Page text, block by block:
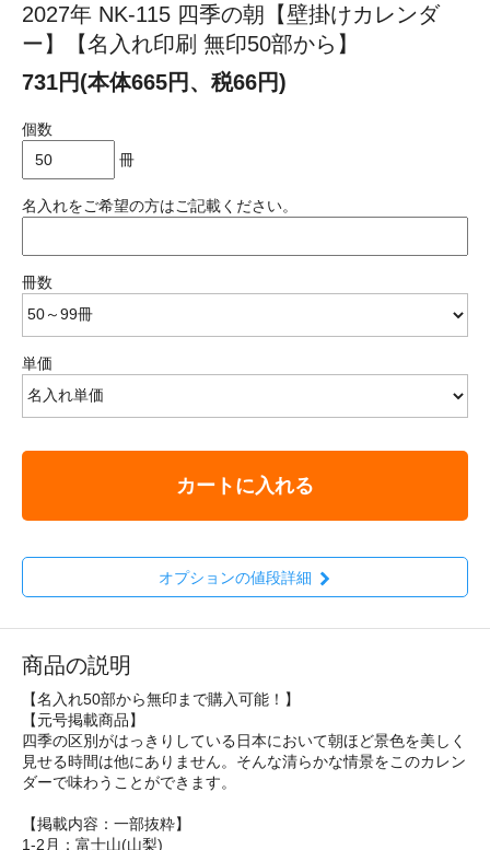
2027年 NK-115 四季の朝【壁掛けカレンダ
ー】【名入れ印刷 無印50部から】
731円(本体665円、税66円)
個数
冊
名入れをご希望の方はご記載ください。
冊数
単価
カートに入れる
オプションの値段詳細
商品の説明
【名入れ50部から無印まで購入可能！】
【元号掲載商品】
四季の区別がはっきりしている日本において朝ほど景色を美しく
見せる時間は他にありません。そんな清らかな情景をこのカレン
ダーで味わうことができます。
【掲載内容：一部抜粋】
1-2月：富士山(山梨)